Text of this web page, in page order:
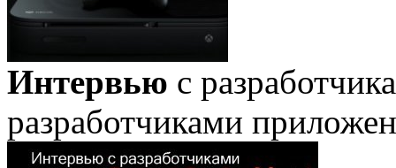
Интервью с
разработчиками